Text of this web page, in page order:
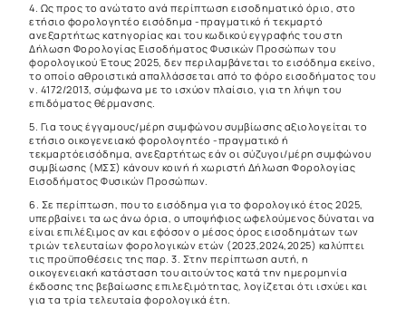
4. Ως προς το ανώτατο ανά περίπτωση εισοδηματικό όριο, στο
ετήσιο φορολογητέο εισόδημα -πραγματικό ή τεκμαρτό
ανεξαρτήτως κατηγορίας και του κωδικού εγγραφής του στη
Δήλωση Φορολογίας Εισοδήματος Φυσικών Προσώπων του
φορολογικού Έτους 2025, δεν περιλαμβάνεται το εισόδημα εκείνο,
το οποίο αθροιστικά απαλλάσσεται από το φόρο εισοδήματος του
ν. 4172/2013, σύμφωνα με το ισχύον πλαίσιο, για τη λήψη του
επιδόματος θέρμανσης.
5. Για τους έγγαμους/μέρη συμφώνου συμβίωσης αξιολογείται το
ετήσιο οικογενειακό φορολογητέο -πραγματικό ή
τεκμαρτόεισόδημα, ανεξαρτήτως εάν οι σύζυγοι/μέρη συμφώνου
συμβίωσης (ΜΣΣ) κάνουν κοινή ή χωριστή Δήλωση Φορολογίας
Εισοδήματος Φυσικών Προσώπων.
6. Σε περίπτωση, που το εισόδημα για το φορολογικό έτος 2025,
υπερβαίνει τα ως άνω όρια, ο υποψήφιος ωφελούμενος δύναται να
είναι επιλέξιμος αν και εφόσον ο μέσος όρος εισοδημάτων των
τριών τελευταίων φορολογικών ετών (2023,2024,2025) καλύπτει
τις προϋποθέσεις της παρ. 3. Στην περίπτωση αυτή, η
οικογενειακή κατάσταση του αιτούντος κατά την ημερομηνία
έκδοσης της βεβαίωσης επιλεξιμότητας, λογίζεται ότι ισχύει και
για τα τρία τελευταία φορολογικά έτη.